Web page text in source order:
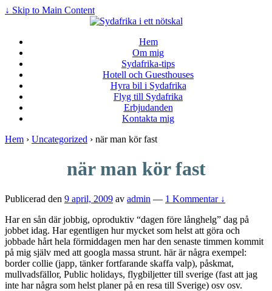
↓ Skip to Main Content
Hem
Om mig
Sydafrika-tips
Hotell och Guesthouses
Hyra bil i Sydafrika
Flyg till Sydafrika
Erbjudanden
Kontakta mig
Hem › Uncategorized › när man kör fast
när man kör fast
Publicerad den 9 april, 2009 av admin — 1 Kommentar ↓
Har en sån där jobbig, oproduktiv “dagen före långhelg” dag på
jobbet idag. Har egentligen hur mycket som helst att göra och
jobbade hårt hela förmiddagen men har den senaste timmen kommit
på mig själv med att googla massa strunt. här är några exempel:
border collie (japp, tänker fortfarande skaffa valp), påskmat,
mullvadsfällor, Public holidays, flygbiljetter till sverige (fast att jag
inte har några som helst planer på en resa till Sverige) osv osv.